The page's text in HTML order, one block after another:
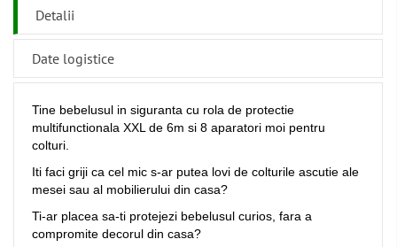
Detalii
Date logistice
Tine bebelusul in siguranta cu rola de protectie
multifunctionala XXL de 6m si 8 aparatori moi pentru
colturi.
Iti faci griji ca cel mic s-ar putea lovi de colturile ascutie ale
mesei sau al mobilierului din casa?
Ti-ar placea sa-ti protejezi bebelusul curios, fara a
compromite decorul din casa?